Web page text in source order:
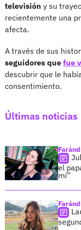
televisión y su
recientemente una
afecta.
A través de sus
seguidores que fue
descubrir que le
consentimiento.
Últimas noticias
el
mí”